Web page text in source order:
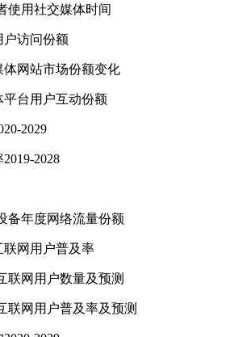
使用社交媒体时间
户访问份额
体网站市场份额变化
平台用户互动份额
2029
2028
备年度网络流量份额
联网用户普及率
联网用户数量及预测
联网用户普及率及预测